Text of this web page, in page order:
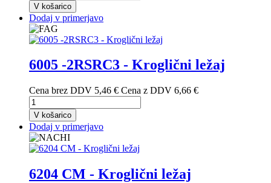
V košarico
Dodaj v primerjavo
6005 -2RSRC3 - Kroglični ležaj
Cena brez DDV 5,46 € Cena z DDV 6,66 €
V košarico
Dodaj v primerjavo
6204 CM - Kroglični ležaj